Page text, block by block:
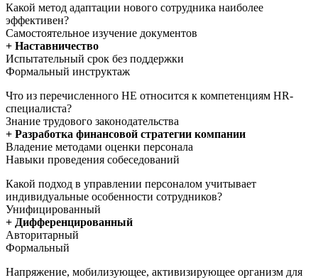
Какой метод адаптации нового сотрудника наиболее
эффективен?
Самостоятельное изучение документов
+ Наставничество
Испытательный срок без поддержки
Формальный инструктаж
Что из перечисленного НЕ относится к компетенциям HR-
специалиста?
Знание трудового законодательства
+ Разработка финансовой стратегии компании
Владение методами оценки персонала
Навыки проведения собеседований
Какой подход в управлении персоналом учитывает
индивидуальные особенности сотрудников?
Унифицированный
+ Дифференцированный
Авторитарный
Формальный
Напряжение, мобилизующее, активизирующее организм для